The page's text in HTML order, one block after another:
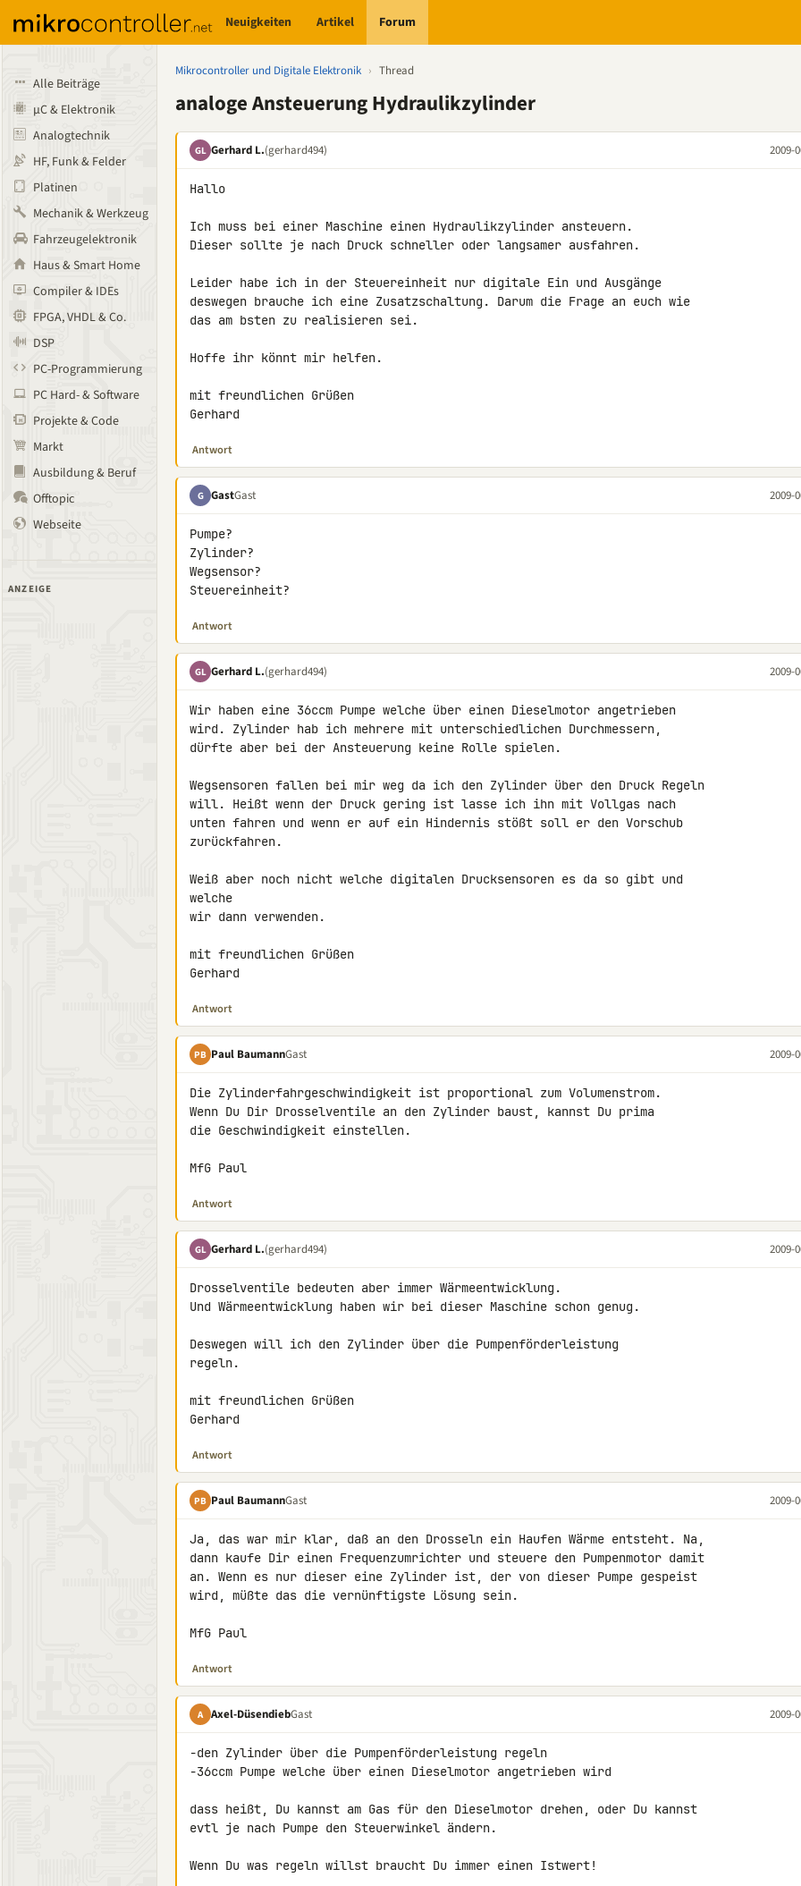
Neuigkeiten Artikel Forum
Alle Beiträge
µC & Elektronik
Analogtechnik
HF, Funk & Felder
Platinen
Mechanik & Werkzeug
Fahrzeugelektronik
Haus & Smart Home
Compiler & IDEs
FPGA, VHDL & Co.
DSP
PC-Programmierung
PC Hard- & Software
Projekte & Code
Markt
Ausbildung & Beruf
Offtopic
Webseite
ANZEIGE
Mikrocontroller und Digitale Elektronik › Thread
analoge Ansteuerung Hydraulikzylinder
GL Gerhard L.(gerhard494) 2009-
Hallo
Ich muss bei einer Maschine einen Hydraulikzylinder ansteuern.
Dieser sollte je nach Druck schneller oder langsamer ausfahren.
Leider habe ich in der Steuereinheit nur digitale Ein und Ausgänge
deswegen brauche ich eine Zusatzschaltung. Darum die Frage an euch wie
das am bsten zu realisieren sei.
Hoffe ihr könnt mir helfen.
mit freundlichen Grüßen
Gerhard
Antwort
G GastGast 2009-
Pumpe?
Zylinder?
Wegsensor?
Steuereinheit?
Antwort
GL Gerhard L.(gerhard494) 2009-
Wir haben eine 36ccm Pumpe welche über einen Dieselmotor angetrieben
wird. Zylinder hab ich mehrere mit unterschiedlichen Durchmessern,
dürfte aber bei der Ansteuerung keine Rolle spielen.
Wegsensoren fallen bei mir weg da ich den Zylinder über den Druck Regeln
will. Heißt wenn der Druck gering ist lasse ich ihn mit Vollgas nach
unten fahren und wenn er auf ein Hindernis stößt soll er den Vorschub
zurückfahren.
Weiß aber noch nicht welche digitalen Drucksensoren es da so gibt und
welche
wir dann verwenden.
mit freundlichen Grüßen
Gerhard
Antwort
PB Paul BaumannGast 2009-
Die Zylinderfahrgeschwindigkeit ist proportional zum Volumenstrom.
Wenn Du Dir Drosselventile an den Zylinder baust, kannst Du prima
die Geschwindigkeit einstellen.
MfG Paul
Antwort
GL Gerhard L.(gerhard494) 2009-
Drosselventile bedeuten aber immer Wärmeentwicklung.
Und Wärmeentwicklung haben wir bei dieser Maschine schon genug.
Deswegen will ich den Zylinder über die Pumpenförderleistung
regeln.
mit freundlichen Grüßen
Gerhard
Antwort
PB Paul BaumannGast 2009-
Ja, das war mir klar, daß an den Drosseln ein Haufen Wärme entsteht. Na,
dann kaufe Dir einen Frequenzumrichter und steuere den Pumpenmotor damit
an. Wenn es nur dieser eine Zylinder ist, der von dieser Pumpe gespeist
wird, müßte das die vernünftigste Lösung sein.
MfG Paul
Antwort
A Axel-DüsendiebGast 2009-
-den Zylinder über die Pumpenförderleistung regeln
-36ccm Pumpe welche über einen Dieselmotor angetrieben wird
dass heißt, Du kannst am Gas für den Dieselmotor drehen, oder Du kannst
evtl je nach Pumpe den Steuerwinkel ändern.
Wenn Du was regeln willst braucht Du immer einen Istwert!